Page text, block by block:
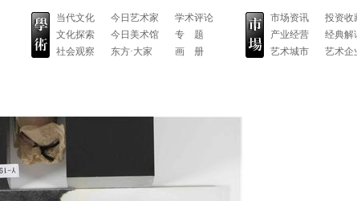
当代文化
文化探索
社会观察
今日艺术家
今日美术馆
东方·大家
学术评论
专 题
画 册
市场资讯
产业经营
艺术城市
投资收
经典解
艺术企